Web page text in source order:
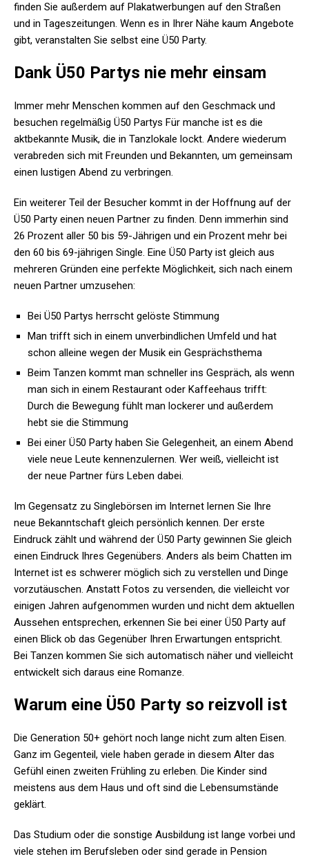
finden Sie außerdem auf Plakatwerbungen auf den Straßen
und in Tageszeitungen. Wenn es in Ihrer Nähe kaum Angebote
gibt, veranstalten Sie selbst eine Ü50 Party.
Dank Ü50 Partys nie mehr einsam
Immer mehr Menschen kommen auf den Geschmack und
besuchen regelmäßig Ü50 Partys Für manche ist es die
aktbekannte Musik, die in Tanzlokale lockt. Andere wiederum
verabreden sich mit Freunden und Bekannten, um gemeinsam
einen lustigen Abend zu verbringen.
Ein weiterer Teil der Besucher kommt in der Hoffnung auf der
Ü50 Party einen neuen Partner zu finden. Denn immerhin sind
26 Prozent aller 50 bis 59-Jährigen und ein Prozent mehr bei
den 60 bis 69-jährigen Single. Eine Ü50 Party ist gleich aus
mehreren Gründen eine perfekte Möglichkeit, sich nach einem
neuen Partner umzusehen:
Bei Ü50 Partys herrscht gelöste Stimmung
Man trifft sich in einem unverbindlichen Umfeld und hat
schon alleine wegen der Musik ein Gesprächsthema
Beim Tanzen kommt man schneller ins Gespräch, als wenn
man sich in einem Restaurant oder Kaffeehaus trifft:
Durch die Bewegung fühlt man lockerer und außerdem
hebt sie die Stimmung
Bei einer Ü50 Party haben Sie Gelegenheit, an einem Abend
viele neue Leute kennenzulernen. Wer weiß, vielleicht ist
der neue Partner fürs Leben dabei.
Im Gegensatz zu Singlebörsen im Internet lernen Sie Ihre
neue Bekanntschaft gleich persönlich kennen. Der erste
Eindruck zählt und während der Ü50 Party gewinnen Sie gleich
einen Eindruck Ihres Gegenübers. Anders als beim Chatten im
Internet ist es schwerer möglich sich zu verstellen und Dinge
vorzutäuschen. Anstatt Fotos zu versenden, die vielleicht vor
einigen Jahren aufgenommen wurden und nicht dem aktuellen
Aussehen entsprechen, erkennen Sie bei einer Ü50 Party auf
einen Blick ob das Gegenüber Ihren Erwartungen entspricht.
Bei Tanzen kommen Sie sich automatisch näher und vielleicht
entwickelt sich daraus eine Romanze.
Warum eine Ü50 Party so reizvoll ist
Die Generation 50+ gehört noch lange nicht zum alten Eisen.
Ganz im Gegenteil, viele haben gerade in diesem Alter das
Gefühl einen zweiten Frühling zu erleben. Die Kinder sind
meistens aus dem Haus und oft sind die Lebensumstände
geklärt.
Das Studium oder die sonstige Ausbildung ist lange vorbei und
viele stehen im Berufsleben oder sind gerade in Pension